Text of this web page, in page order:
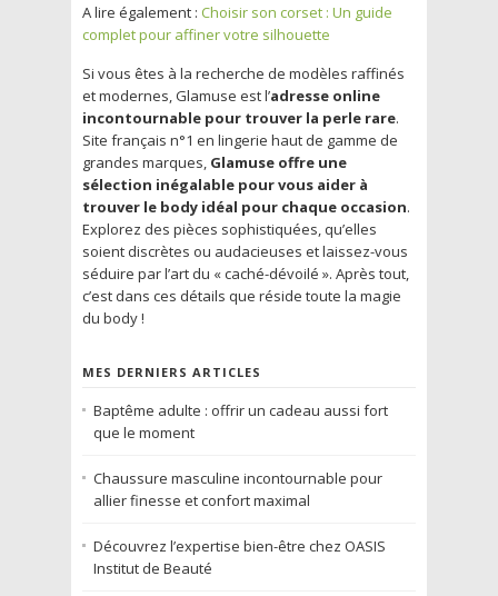
A lire également : Choisir son corset : Un guide
complet pour affiner votre silhouette
Si vous êtes à la recherche de modèles raffinés
et modernes, Glamuse est l’adresse online
incontournable pour trouver la perle rare.
Site français n°1 en lingerie haut de gamme de
grandes marques, Glamuse offre une
sélection inégalable pour vous aider à
trouver le body idéal pour chaque occasion.
Explorez des pièces sophistiquées, qu’elles
soient discrètes ou audacieuses et laissez-vous
séduire par l’art du « caché-dévoilé ». Après tout,
c’est dans ces détails que réside toute la magie
du body !
MES DERNIERS ARTICLES
Baptême adulte : offrir un cadeau aussi fort
que le moment
Chaussure masculine incontournable pour
allier finesse et confort maximal
Découvrez l’expertise bien-être chez OASIS
Institut de Beauté